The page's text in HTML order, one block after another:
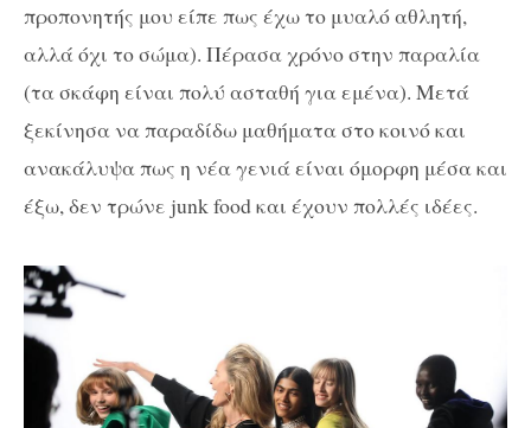
προπονητής μου είπε πως έχω το μυαλό αθλητή,
αλλά όχι το σώμα). Πέρασα χρόνο στην παραλία
(τα σκάφη είναι πολύ ασταθή για εμένα). Μετά
ξεκίνησα να παραδίδω μαθήματα στο κοινό και
ανακάλυψα πως η νέα γενιά είναι όμορφη μέσα και
έξω, δεν τρώνε junk food και έχουν πολλές ιδέες.